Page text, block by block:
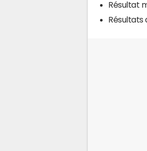
Résultat
Résultats